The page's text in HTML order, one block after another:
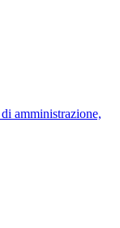
amministrazione,